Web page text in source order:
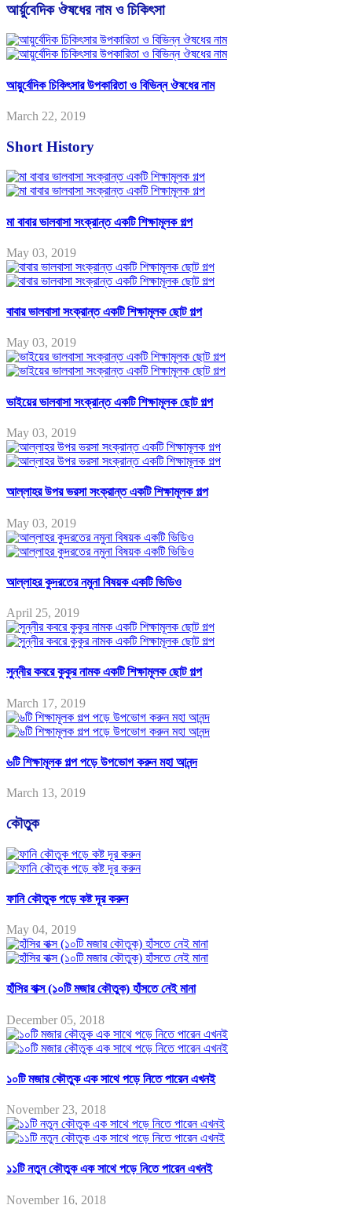
আর্য়ুবেদিক ঔষধের নাম ও চিকিৎসা
আয়ুর্বেদিক চিকিৎসার উপকারিতা ও বিভিন্ন ঔষধের নাম
March 22, 2019
Short History
মা বাবার ভালবাসা সংক্রান্ত একটি শিক্ষামূলক গল্প
May 03, 2019
বাবার ভালবাসা সংক্রান্ত একটি শিক্ষামূলক ছোট গল্প
May 03, 2019
ভাইয়ের ভালবাসা সংক্রান্ত একটি শিক্ষামূলক ছোট গল্প
May 03, 2019
আল্লাহর উপর ভরসা সংক্রান্ত একটি শিক্ষামূলক গল্প
May 03, 2019
আল্লাহর কুদরতের নমুনা বিষয়ক একটি ভিডিও
April 25, 2019
সুন্নীর কবরে কুকুর নামক একটি শিক্ষামূলক ছোট গল্প
March 17, 2019
৬টি শিক্ষামূলক গল্প পড়ে উপভোগ করুন মহা আনন্দ
March 13, 2019
কৌতুক
ফানি কৌতুক পড়ে কষ্ট দূর করুন
May 04, 2019
হাঁসির বাক্স (১০টি মজার কৌতুক) হাঁসতে নেই মানা
December 05, 2018
১০টি মজার কৌতুক এক সাথে পড়ে নিতে পারেন এখনই
November 23, 2018
১১টি নতুন কৌতুক এক সাথে পড়ে নিতে পারেন এখনই
November 16, 2018